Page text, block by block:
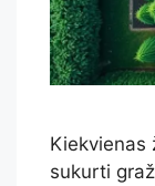
Kiekvienas
sukurti